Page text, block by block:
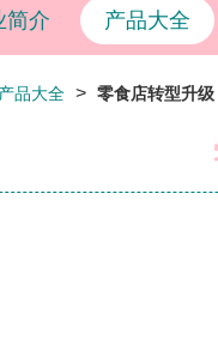
简介 产品大全
产品大全 > 零食店转型升